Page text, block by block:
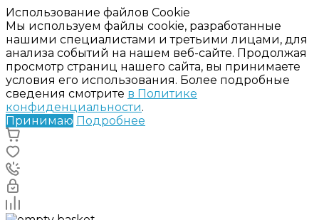
Использование файлов Cookie
Мы используем файлы cookie, разработанные
нашими специалистами и третьими лицами, для
анализа событий на нашем веб-сайте. Продолжая
просмотр страниц нашего сайта, вы принимаете
условия его использования. Более подробные
сведения смотрите в Политике
конфиденциальности.
Принимаю Подробнее